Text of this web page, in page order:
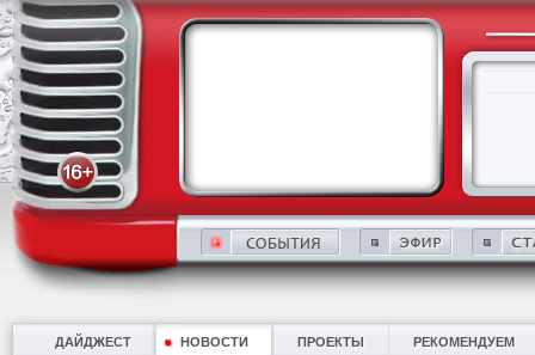
ДАЙДЖЕСТ НОВОСТИ ПРОЕКТЫ РЕКОМЕНДУЕМ